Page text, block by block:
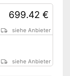
699.42 €
siehe Anbieter
siehe Anbieter